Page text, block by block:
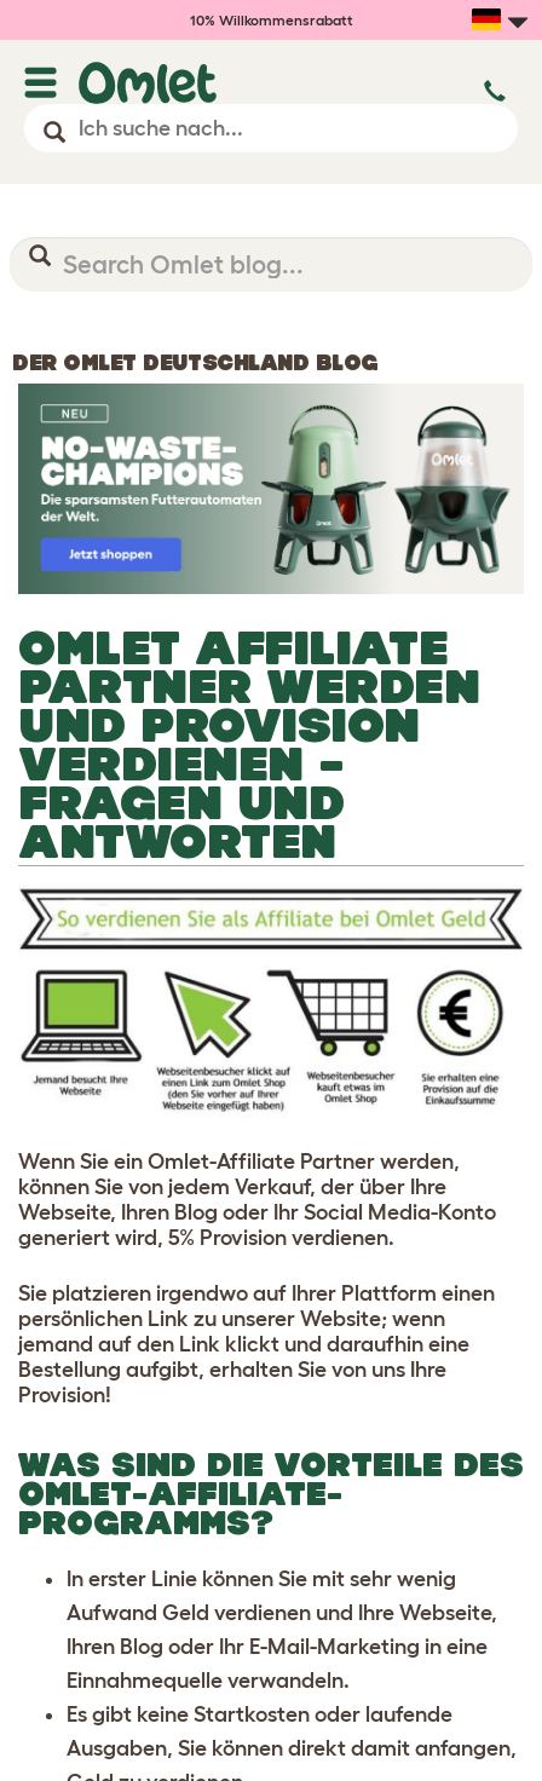
10% Willkommensrabatt
DER OMLET DEUTSCHLAND BLOG
OMLET AFFILIATE
PARTNER WERDEN
UND PROVISION
VERDIENEN –
FRAGEN UND
ANTWORTEN
Wenn Sie ein Omlet-Affiliate Partner werden,
können Sie von jedem Verkauf, der über Ihre
Webseite, Ihren Blog oder Ihr Social Media-Konto
generiert wird, 5% Provision verdienen.
Sie platzieren irgendwo auf Ihrer Plattform einen
persönlichen Link zu unserer Website; wenn
jemand auf den Link klickt und daraufhin eine
Bestellung aufgibt, erhalten Sie von uns Ihre
Provision!
WAS SIND DIE VORTEILE DES
OMLET-AFFILIATE-
PROGRAMMS?
In erster Linie können Sie mit sehr wenig
Aufwand Geld verdienen und Ihre Webseite,
Ihren Blog oder Ihr E-Mail-Marketing in eine
Einnahmequelle verwandeln.
Es gibt keine Startkosten oder laufende
Ausgaben, Sie können direkt damit anfangen,